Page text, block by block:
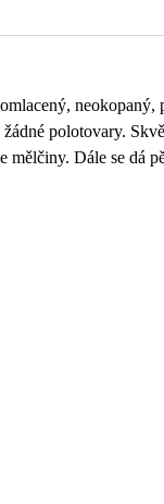
polotovary.
Dále se dá